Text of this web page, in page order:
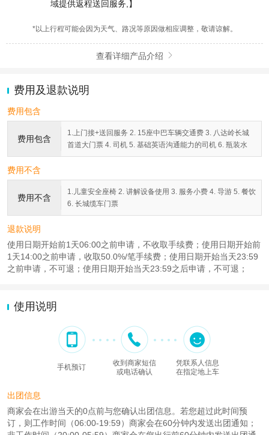
域提供返程送回服务,】
*以上行程可能会因为天气、路况等原因做相应调整，敬请谅解。
查看详细产品介绍 
费用及退款说明
费用包含
费用包含
1.上门接+送回服务 2. 15座中巴车辆交通费 3. 八达岭长城
首道大门票 4. 司机 5. 基础英语沟通能力的司机 6. 瓶装水
费用不含
费用不含
1.儿童安全座椅 2. 讲解设备使用 3. 服务小费 4. 导游 5. 餐饮
6. 长城缆车门票
退款说明
使用日期开始前1天06:00之前申请，不收取手续费；使用日期开始前
1天14:00之前申请，收取50.0%/笔手续费；使用日期开始当天23:59
之前申请，不可退；使用日期开始当天23:59之后申请，不可退；
使用说明
手机预订
收到商家短信
或电话确认
凭联系人信息
在指定地上车
出团信息
商家会在出游当天的0点前与您确认出团信息。若您超过此时间预
订，则工作时间（06:00-19:59）商家会在60分钟内发送出团通知；